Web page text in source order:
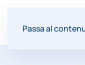
Passa al